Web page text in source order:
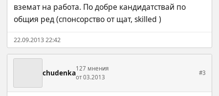
вземат на работа. По добре кандидатствай по
общия ред (спонсорство от щат, skilled )
22.09.2013 22:42
chudenka127 мнения
от 03.2013
#3